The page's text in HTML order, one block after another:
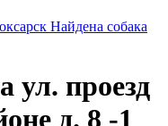
Найдена собака
ул. проезд
д. 8 -1